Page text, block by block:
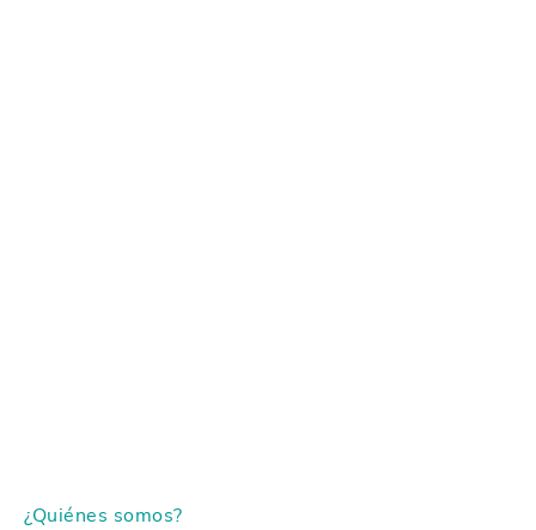
¿Quiénes somos?